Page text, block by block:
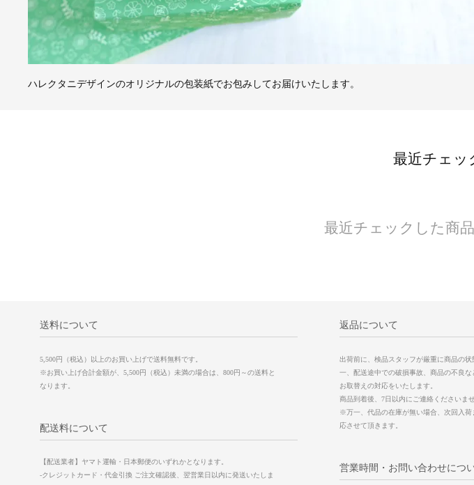
ハレクタニデザインのオリジナルの包装紙でお包みしてお届けいたします。
最近チェッ
最近チェックした商
送料について
5,500円（税込）以上のお買い上げで送料無料です。
※お買い上げ合計金額が、5,500円（税込）未満の場合は、800円～の送料と
なります。
配送料について
【配送業者】ヤマト運輸・日本郵便のいずれかとなります。
-クレジットカード・代金引換 ご注文確認後、翌営業日以内に発送いたしま
返品について
出荷前に、検品スタッフが厳重に商品の
一、配送途中での破損事故、商品の不良
お取替えの対応をいたします。
商品到着後、7日以内にご連絡くださいませ
※万一、代品の在庫が無い場合、次回入
応させて頂きます。
営業時間・お問い合わせにつ